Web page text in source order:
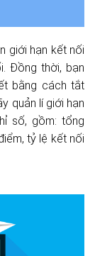
giới hạn kết nối
Đồng thời, bạn
bằng cách tắt
quản lí giới hạn
số, gồm: tổng
tỷ lệ kết nối